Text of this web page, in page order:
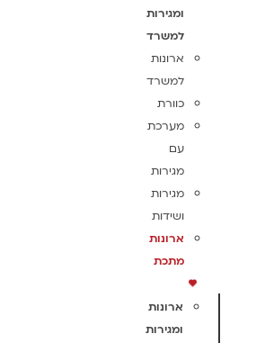
ומגירות
למשרד
ארונות
למשרד
כוורת
מערכת
עם
מגירות
מגירות
ושידות
ארונות
מתכת
ארונות
ומגירות